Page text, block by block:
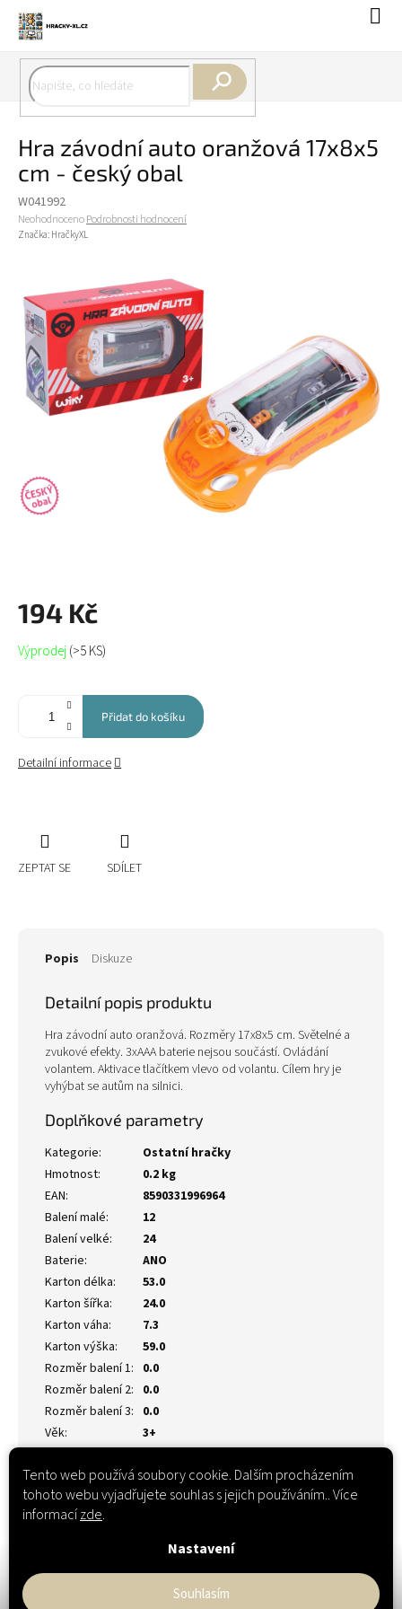
Tento web používá soubory cookie. Dalším procházením
tohoto webu vyjadřujete souhlas s jejich používáním.. Více
informacízde.
Nastavení
Souhlasím
obsah
Hra závodní auto oranžová 17x8x5
cm - český obal
W041992
Průměrné
hodnocení
hvězdiček.
NeohodnocenoPodrobnosti hodnocení
Značka: HračkyXL
194 Kč
Měrná
cena:
Výprodej(>5 KS)
Přidat do košíku
Detailní informace
ZEPTAT SE SDÍLET
Popis Diskuze
Detailní popis produktu
Hra závodní auto oranžová. Rozměry 17x8x5 cm. Světelné a
zvukové efekty. 3xAAA baterie nejsou součástí. Ovládání
volantem. Aktivace tlačítkem vlevo od volantu. Cílem hry je
vyhýbat se autům na silnici.
Doplňkové parametry
Kategorie:
Ostatní hračky
Hmotnost:
0.2 kg
EAN:
8590331996964
Balení malé:
12
Balení velké:
24
Baterie:
ANO
Karton délka:
53.0
Karton šířka:
24.0
Karton váha:
7.3
Karton výška:
59.0
Rozměr balení 1: 0.0
Rozměr balení 2: 0.0
Rozměr balení 3: 0.0
Věk: 3+